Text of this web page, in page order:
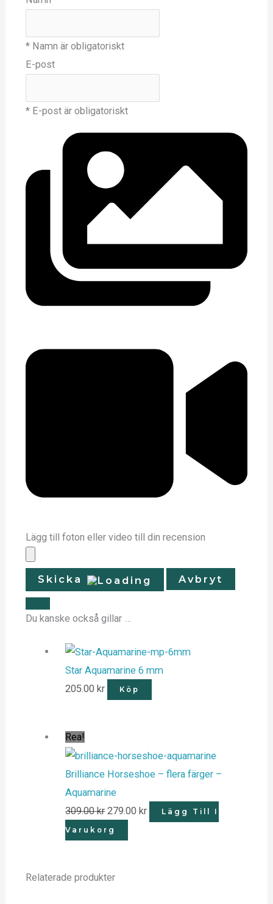
* Namn är obligatoriskt
E-post
* E-post är obligatoriskt
Lägg till foton eller video till din recension
Skicka Avbryt
Du kanske också gillar …
Star Aquamarine 6 mm
205.00kr Köp
Rea!
Brilliance Horseshoe – flera färger –
Aquamarine
309.00kr 279.00kr Lägg Till I
Varukorg
Relaterade produkter